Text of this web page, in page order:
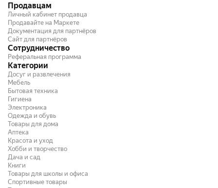
Продавцам
Личный кабинет продавца
Продавайте на Маркете
Документация для партнёров
Сайт для партнёров
Сотрудничество
Реферальная программа
Категории
Досуг и развлечения
Мебель
Бытовая техника
Гигиена
Электроника
Одежда и обувь
Товары для дома
Аптека
Красота и уход
Хобби и творчество
Дача и сад
Книги
Товары для школы и офиса
Спортивные товары